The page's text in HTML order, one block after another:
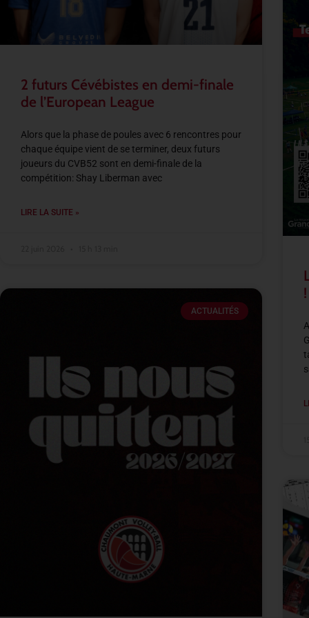
2 futurs Cévébistes en demi-finale
de l’European League
Alors que la phase de poules avec 6 rencontres pour
chaque équipe vient de se terminer, deux futurs
joueurs du CVB52 sont en demi-finale de la
compétition: Shay Liberman avec
LIRE LA SUITE »
!
ACTUALITÉS